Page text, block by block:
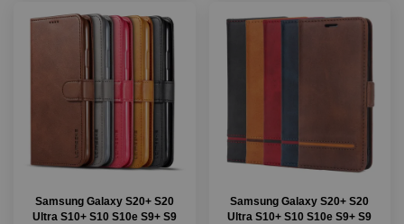
Samsung Galaxy S20+ S20
Ultra S10+ S10 S10e S9+ S9
Samsung Galaxy S20+ S20
Ultra S10+ S10 S10e S9+ S9